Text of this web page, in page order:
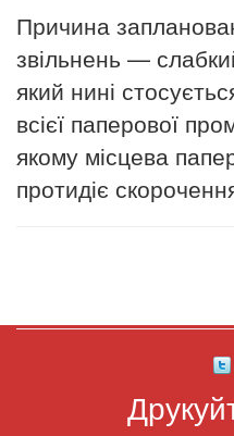
Причина
звільнень —
який нині
всієї паперової
якому місцева
протидіє